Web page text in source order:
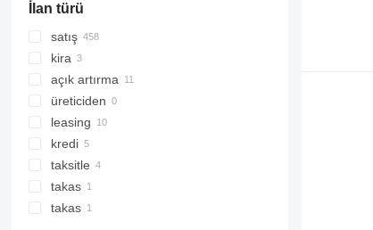
İlan türü
satış
kira
açık artırma
üreticiden
leasing
kredi
taksitle
takas
takas